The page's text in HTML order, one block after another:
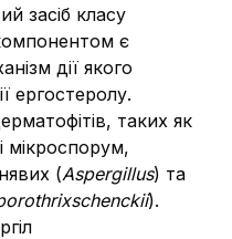
засіб класу
є
дії якого
ергостеролу.
таких як
мікроспорум,
(Aspergillus) та
schenckii).